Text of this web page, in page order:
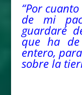
“Por
de mi
guardaré
que ha
entero,
sobre la